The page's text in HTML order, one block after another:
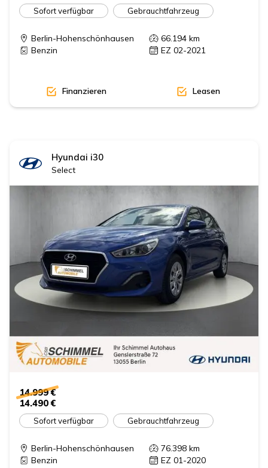
Sofort verfügbar Gebrauchtfahrzeug
Berlin-Hohenschönhausen 66.194 km
Benzin
EZ 02-2021
Finanzieren Leasen
Hyundai i30
Select
14.999 €
14.490 €
Sofort verfügbar Gebrauchtfahrzeug
Berlin-Hohenschönhausen 76.398 km
Benzin
EZ 01-2020